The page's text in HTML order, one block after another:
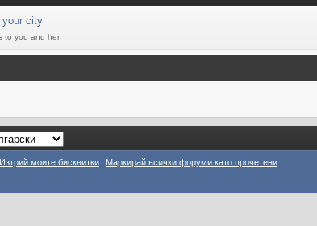
your city
to you and her
Изтрий моите бисквитки Маркирай всички форуми като прочетени